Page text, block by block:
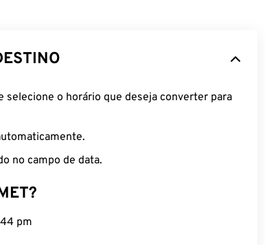
selecione o horário que deseja converter para
no campo de data.
pm